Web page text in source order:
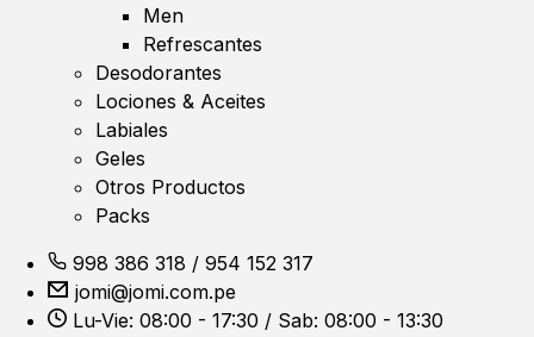
Men
Refrescantes
Desodorantes
Lociones & Aceites
Labiales
Geles
Otros Productos
Packs
998 386 318 / 954 152 317
jomi@jomi.com.pe
Lu-Vie: 08:00 - 17:30 / Sab: 08:00 - 13:30